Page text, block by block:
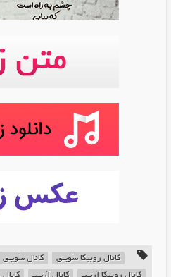
کانال روبیکا سَویـق کانال سَویـق